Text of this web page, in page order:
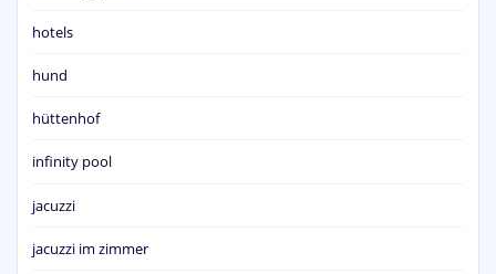
hotels
hund
hüttenhof
infinity pool
jacuzzi
jacuzzi im zimmer